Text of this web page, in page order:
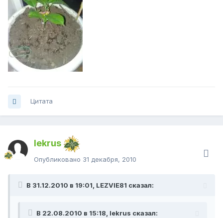
Цитата
lekrus
Опубликовано 31 декабря, 2010
В 31.12.2010 в 19:01, LEZVIE81 сказал:
В 22.08.2010 в 15:18, lekrus сказал: